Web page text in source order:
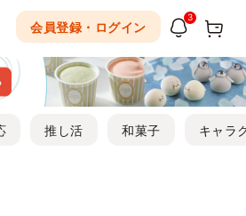
会員登録・ログイン
3
推し活 和菓子 キャラ